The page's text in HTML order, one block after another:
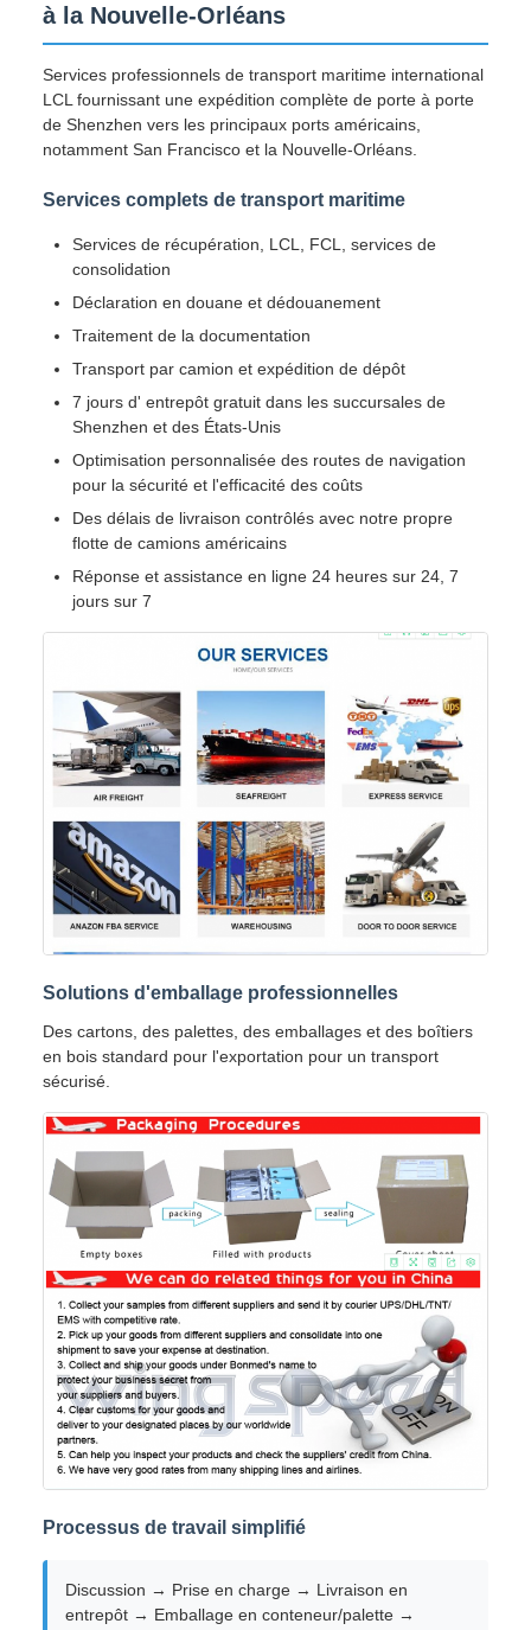
à la Nouvelle-Orléans
Services professionnels de transport maritime international
LCL fournissant une expédition complète de porte à porte
de Shenzhen vers les principaux ports américains,
notamment San Francisco et la Nouvelle-Orléans.
Services complets de transport maritime
Services de récupération, LCL, FCL, services de
consolidation
Déclaration en douane et dédouanement
Traitement de la documentation
Transport par camion et expédition de dépôt
7 jours d' entrepôt gratuit dans les succursales de
Shenzhen et des États-Unis
Optimisation personnalisée des routes de navigation
pour la sécurité et l'efficacité des coûts
Des délais de livraison contrôlés avec notre propre
flotte de camions américains
Réponse et assistance en ligne 24 heures sur 24, 7
jours sur 7
Solutions d'emballage professionnelles
Des cartons, des palettes, des emballages et des boîtiers
en bois standard pour l'exportation pour un transport
sécurisé.
Processus de travail simplifié
Discussion → Prise en charge → Livraison en
entrepôt → Emballage en conteneur/palette →